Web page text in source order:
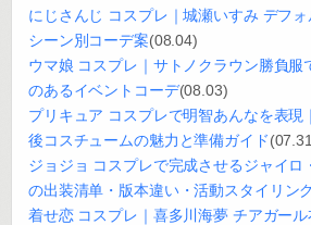
にじさんじ コスプレ｜城瀬いすみ デフ
シーン別コーデ案(08.04)
ウマ娘 コスプレ｜サトノクラウン勝負服
のあるイベントコーデ(08.03)
プリキュア コスプレで明智あんなを表現
後コスチュームの魅力と準備ガイド
ジョジョ コスプレで完成させるジャイロ
の出装清单・版本違い・活動スタイリン
着せ恋 コスプレ｜喜多川海夢 チアガー